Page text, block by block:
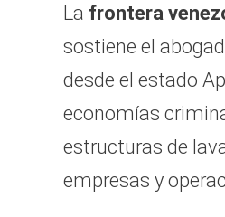
La frontera
sostiene el
desde el estado
economías
estructuras de
empresas y